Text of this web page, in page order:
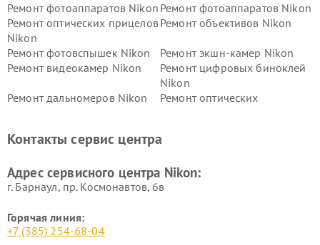
Ремонт фотоаппаратов Nikon Ремонт фотоаппаратов Nikon
Ремонт оптических прицелов
Nikon
Ремонт объективов Nikon
Ремонт фотовспышек Nikon
Ремонт экшн-камер Nikon
Ремонт видеокамер Nikon
Ремонт цифровых биноклей
Nikon
Ремонт дальномеров Nikon
Ремонт оптических
Контакты сервис центра
Адрес сервисного центра Nikon:
г. Барнаул, ​пр. Космонавтов, 6в
Горячая линия:
+7 (385) 254-68-04